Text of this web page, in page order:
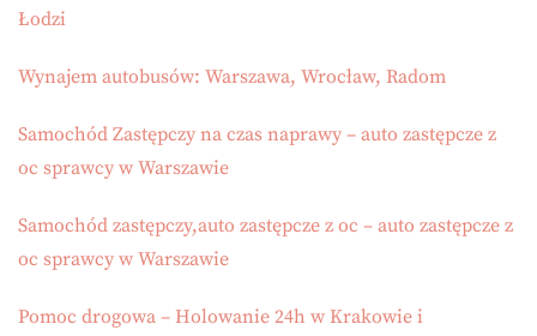
Łodzi
Wynajem autobusów: Warszawa, Wrocław, Radom
Samochód Zastępczy na czas naprawy – auto zastępcze z
oc sprawcy w Warszawie
Samochód zastępczy,auto zastępcze z oc – auto zastępcze z
oc sprawcy w Warszawie
Pomoc drogowa – Holowanie 24h w Krakowie i